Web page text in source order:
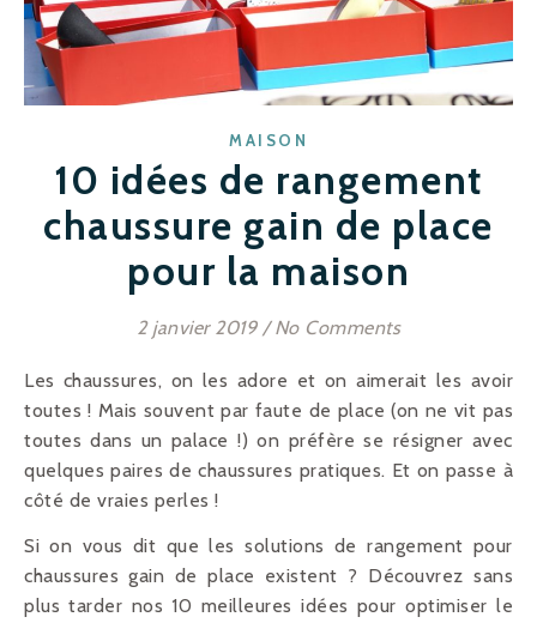
MAISON
10 idées de rangement
chaussure gain de place
pour la maison
2 janvier 2019 / No Comments
Les chaussures, on les adore et on aimerait les avoir
toutes ! Mais souvent par faute de place (on ne vit pas
toutes dans un palace !) on préfère se résigner avec
quelques paires de chaussures pratiques. Et on passe à
côté de vraies perles !
Si on vous dit que les solutions de rangement pour
chaussures gain de place existent ? Découvrez sans
plus tarder nos 10 meilleures idées pouroptimiser le